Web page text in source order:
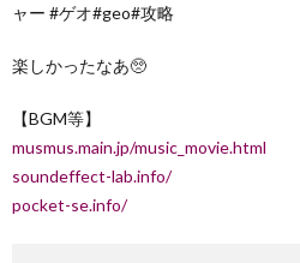
ャー #ゲオ#geo#攻略
楽しかったなあ🥺
【BGM等】
musmus.main.jp/music_movie.html
soundeffect-lab.info/
pocket-se.info/